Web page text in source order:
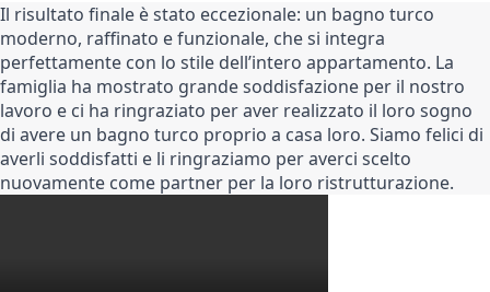
Il risultato finale è stato eccezionale: un bagno turco
moderno, raffinato e funzionale, che si integra
perfettamente con lo stile dell’intero appartamento. La
famiglia ha mostrato grande soddisfazione per il nostro
lavoro e ci ha ringraziato per aver realizzato il loro sogno
di avere un bagno turco proprio a casa loro. Siamo felici di
averli soddisfatti e li ringraziamo per averci scelto
nuovamente come partner per la loro ristrutturazione.